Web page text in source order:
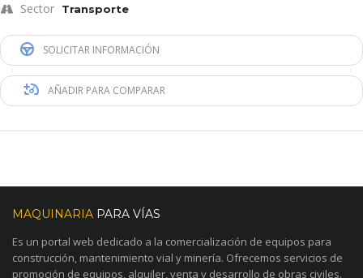
Sector Transporte
SOLICITAR INFORMACIÓN
AÑADIR PARA COMPARAR
MAQUINARIA PARA VÍAS
Es un portal web dedicado a la comercialización de equipos para
construcción, mantenimiento vial y minería. Ofrecemos servicios de
promoción de equipos, alquiler, venta y desarrollo de obras civiles.